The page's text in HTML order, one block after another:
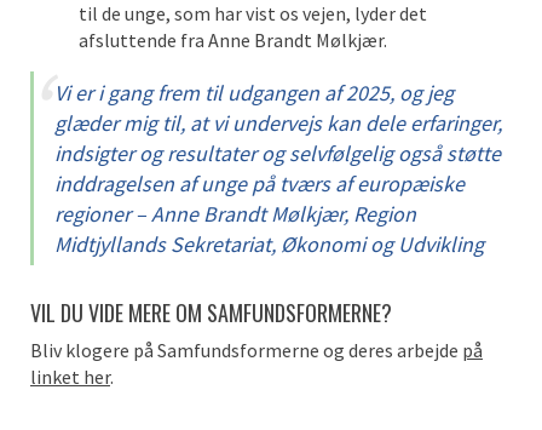
til de unge, som har vist os vejen, lyder det
afsluttende fra Anne Brandt Mølkjær.
Vi er i gang frem til udgangen af 2025, og jeg
glæder mig til, at vi undervejs kan dele erfaringer,
indsigter og resultater og selvfølgelig også støtte
inddragelsen af unge på tværs af europæiske
regioner – Anne Brandt Mølkjær, Region
Midtjyllands Sekretariat, Økonomi og Udvikling
VIL DU VIDE MERE OM SAMFUNDSFORMERNE?
Bliv klogere på Samfundsformerne og deres arbejde på
linket her.